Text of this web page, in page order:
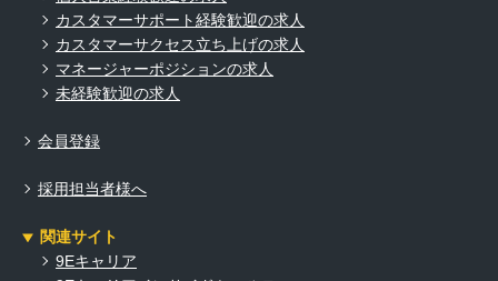
カスタマーサポート経験歓迎の求人
カスタマーサクセス立ち上げの求人
マネージャーポジションの求人
未経験歓迎の求人
会員登録
採用担当者様へ
関連サイト
9Eキャリア